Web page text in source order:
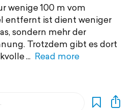
wenige 100 m vom
entfernt ist dient weniger
sondern mehr der
Trotzdem gibt es dort
Read more